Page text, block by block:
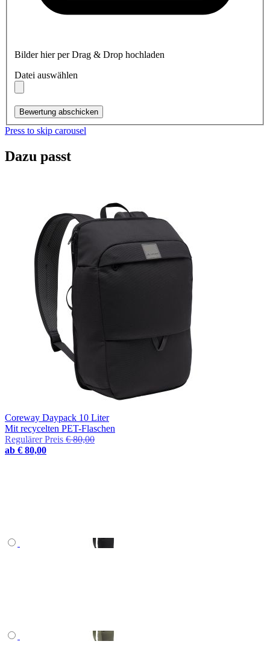
Bilder hier per Drag & Drop hochladen
Datei auswählen
Bewertung abschicken
Press to skip carousel
Dazu passt
Coreway Daypack 10 Liter
Mit recycelten PET-Flaschen
Regulärer Preis € 80,00
ab € 80,00